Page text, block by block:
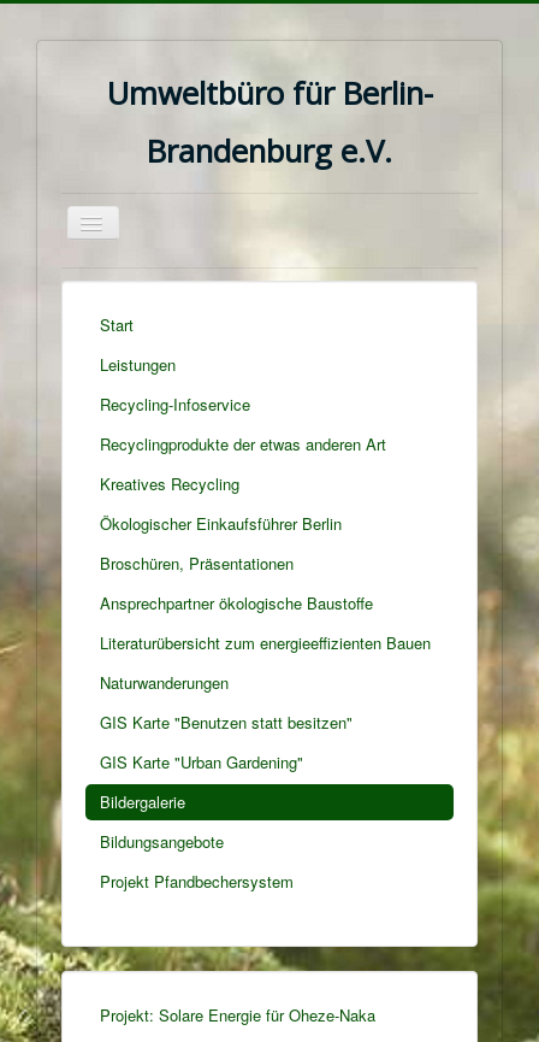
Umweltbüro für Berlin-
Brandenburg e.V.
Navigation
Start
Leistungen
Recycling-Infoservice
Recyclingprodukte der etwas anderen Art
Kreatives Recycling
Ökologischer Einkaufsführer Berlin
Broschüren, Präsentationen
Ansprechpartner ökologische Baustoffe
Literaturübersicht zum energieeffizienten Bauen
Naturwanderungen
GIS Karte "Benutzen statt besitzen"
GIS Karte "Urban Gardening"
Bildergalerie
Bildungsangebote
Projekt Pfandbechersystem
Projekt: Solare Energie für Oheze-Naka